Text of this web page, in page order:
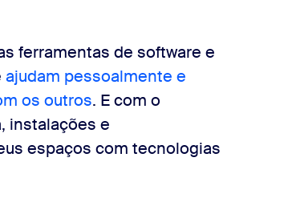
ferramentas de software e
ajudam pessoalmente e
os outros. E com o
instalações e
espaços com tecnologias